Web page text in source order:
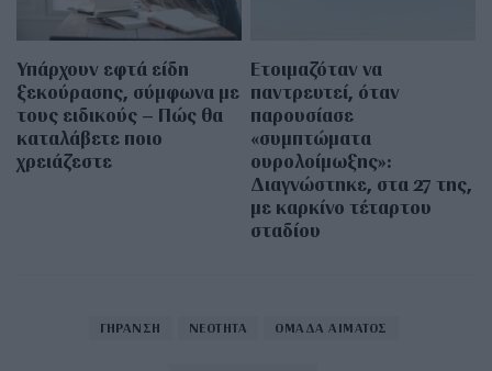
Υπάρχουν εφτά είδη
ξεκούρασης, σύμφωνα με
τους ειδικούς – Πώς θα
καταλάβετε ποιο
χρειάζεστε
Ετοιμαζόταν να
παντρευτεί, όταν
παρουσίασε
«συμπτώματα
ουρολοίμωξης»:
Διαγνώστηκε, στα 27 της,
με καρκίνο τέταρτου
σταδίου
ΓΗΡΑΝΣΗ ΝΕΟΤΗΤΑ ΟΜΑΔΑ ΑΙΜΑΤΟΣ